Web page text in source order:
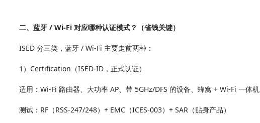
二、蓝牙 / Wi‑Fi 对应哪种认证模式？（省钱关键）
ISED 分三类，蓝牙 / Wi‑Fi 主要走前两种：
1）Certification（ISED‑ID，正式认证）
适用：Wi‑Fi 路由器、大功率 AP、带 5GHz/DFS 的设备、蜂窝 + Wi‑Fi 一体机
测试：RF（RSS‑247/248）+ EMC（ICES‑003）+ SAR（贴身产品）